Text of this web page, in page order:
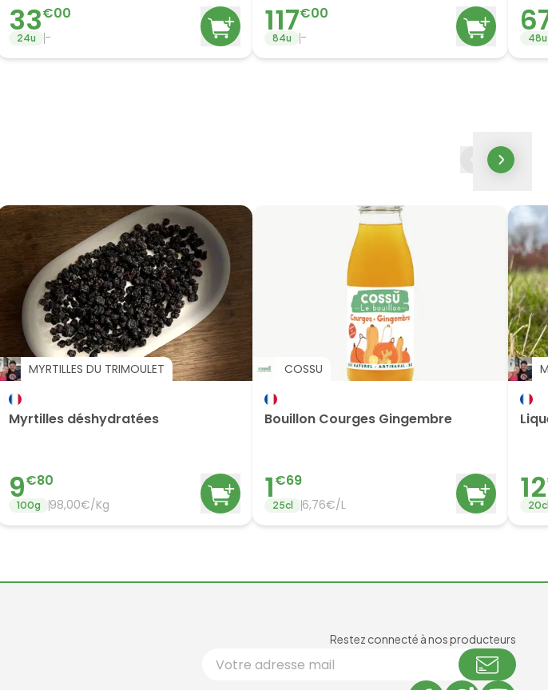
33€00
24u - 117€00
84u - 48u
MYRTILLES DU TRIMOULET
Myrtilles déshydratées
9€80
100g 98,00€/Kg
COSSU
Bouillon Courges Gingembre
1€69
25cl 6,76€/L 12
20
Restez connecté à nos producteurs
Votre adresse email